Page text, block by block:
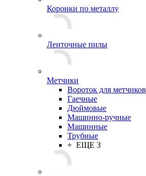
Коронки по металлу
Ленточные пилы
Метчики
Вороток для метчиков
Гаечные
Дюймовые
Машинно-ручные
Машинные
Трубные
+ ЕЩЕ 3